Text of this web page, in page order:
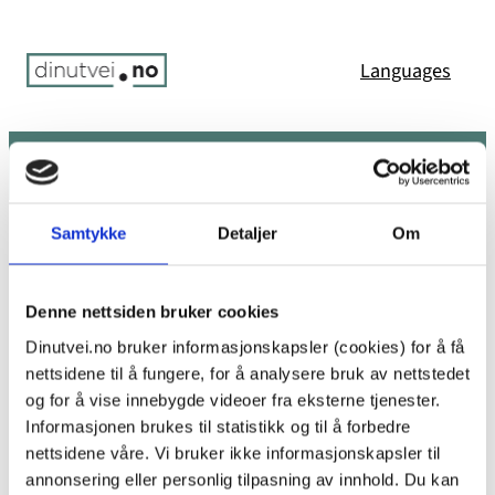
Samtykke Detaljer Om
Denne nettsiden bruker cookies
Dinutvei.no bruker informasjonskapsler (cookies) for å få
nettsidene til å fungere, for å analysere bruk av nettstedet
og for å vise innebygde videoer fra eksterne tjenester.
Informasjonen brukes til statistikk og til å forbedre
nettsidene våre. Vi bruker ikke informasjonskapsler til
annonsering eller personlig tilpasning av innhold. Du kan
innhold
Languages
Meny
Du er her:Hjem Error 404: Page not found
Uffda! Den siden ble ikke funnet.
Det ser ikke ut til at det finnes noe her. Kanskje prøv
en av koblingene nedenfor eller et søk?